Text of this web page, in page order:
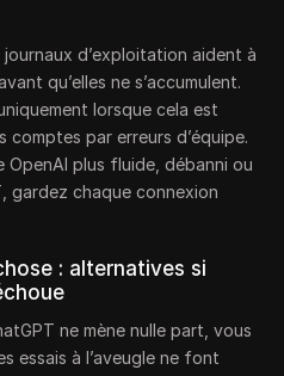
d’exploitation aident à
qu’elles ne s’accumulent.
lorsque cela est
comptes par erreurs d’équipe.
OpenAI plus fluide, débanni ou
gardez chaque connexion
: alternatives si
ne mène nulle part, vous
essais à l’aveugle ne font